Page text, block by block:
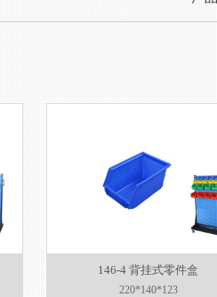
146-4 背挂式零件盒
220*140*123